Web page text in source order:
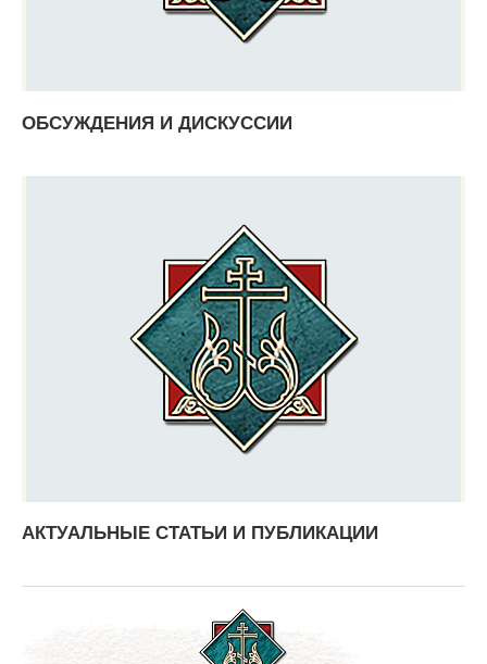
ОБСУЖДЕНИЯ И ДИСКУССИИ
АКТУАЛЬНЫЕ СТАТЬИ И ПУБЛИКАЦИИ